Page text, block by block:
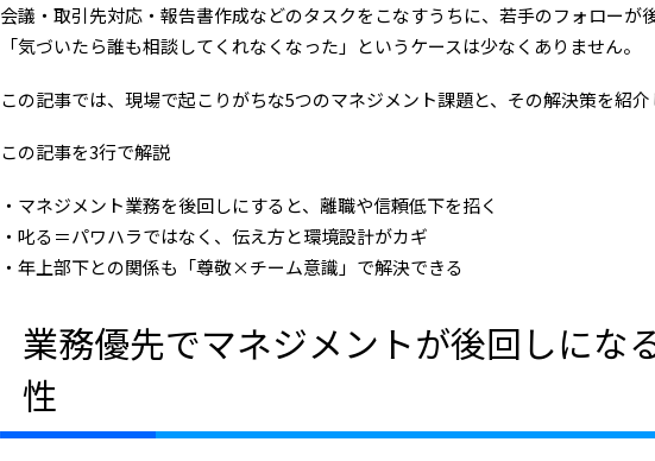
会議・取引先対応・報告書作成などのタスクをこなすうちに、若手のフォローが
「気づいたら誰も相談してくれなくなった」というケースは少なくありません。
この記事では、現場で起こりがちな5つのマネジメント課題と、その解決策を紹
この記事を3行で解説
マネジメント業務を後回しにすると、離職や信頼低下を招く
叱る＝パワハラではなく、伝え方と環境設計がカギ
年上部下との関係も「尊敬×チーム意識」で解決できる
業務優先でマネジメントが後回しにな
性